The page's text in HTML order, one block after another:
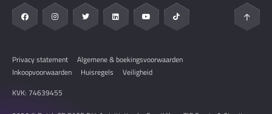
Pers & Media
Privacy statement
Algemene & boekingsvoorwaarden
Inkoopvoorwaarden
Huisregels
Veiligheid
KVK: 74639455